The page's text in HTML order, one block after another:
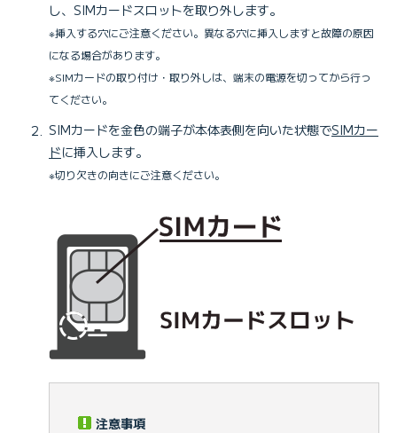
し、SIMカードスロットを取り外します。
※挿入する穴にご注意ください。異なる穴に挿入しますと故障の原因
になる場合があります。
※SIMカードの取り付け・取り外しは、端末の電源を切ってから行っ
てください。
SIMカードを金色の端子が本体表側を向いた状態でSIMカー
ドに挿入します。
※切り欠きの向きにご注意ください。
注意事項